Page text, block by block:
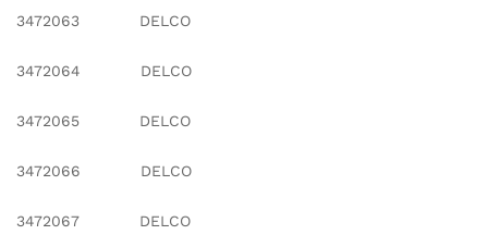
3472063 DELCO
3472064 DELCO
3472065 DELCO
3472066 DELCO
3472067 DELCO